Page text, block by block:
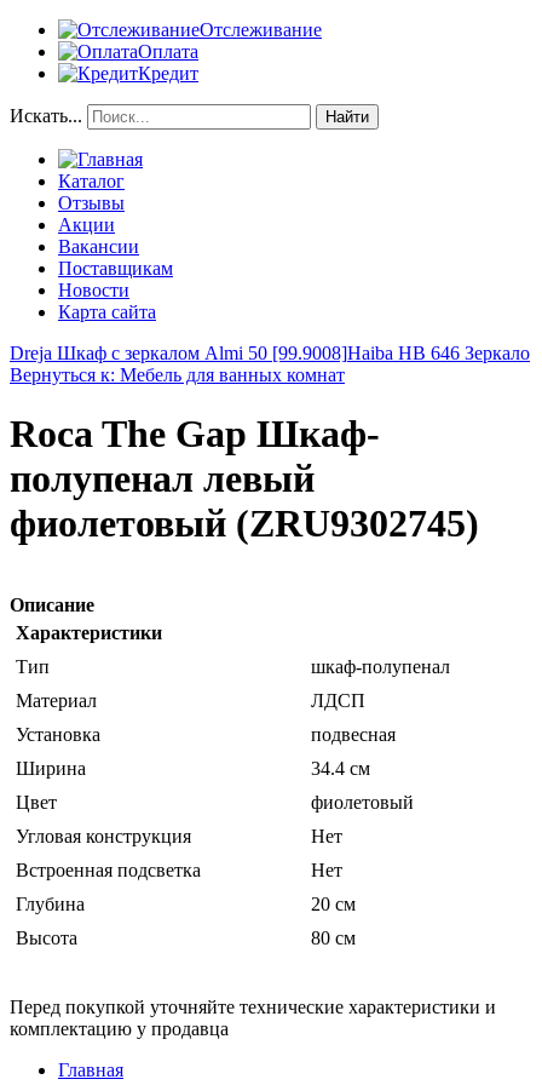
Отслеживание
Оплата
Кредит
Искать... Найти
Каталог
Отзывы
Акции
Вакансии
Поставщикам
Новости
Карта сайта
Dreja Шкаф с зеркалом Almi 50 [99.9008]Haiba HB 646 Зеркало
Вернуться к: Мебель для ванных комнат
Roca The Gap Шкаф-
полупенал левый
фиолетовый (ZRU9302745)
Описание
Характеристики
Тип
шкаф-полупенал
Материал
ЛДСП
Установка
подвесная
Ширина
34.4 см
Цвет
фиолетовый
Угловая конструкция
Нет
Встроенная подсветка
Нет
Глубина
20 см
Высота
80 см
Перед покупкой уточняйте технические характеристики и
комплектацию у продавца
Главная